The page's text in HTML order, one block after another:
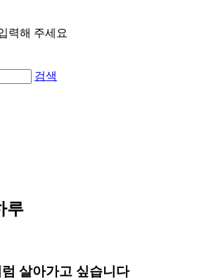
력해 주세요
검색
루
살아가고 싶습니다